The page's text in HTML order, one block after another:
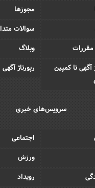
مجوزها
سوالات
مقررات
وبلاگ
آگهی تا کمپین
رپورتاژ آگهی
سرویس‌های خبری
اجتماعی
ورزش
رویداد